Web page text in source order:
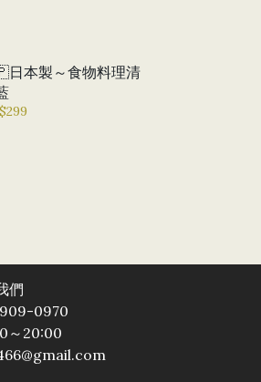
本製～食物料理清
們
0970
～20:00